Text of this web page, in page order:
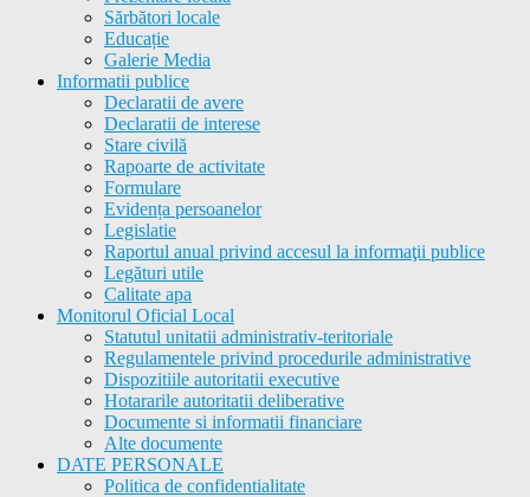
Sărbători locale
Educație
Galerie Media
Informatii publice
Declaratii de avere
Declaratii de interese
Stare civilă
Rapoarte de activitate
Formulare
Evidența persoanelor
Legislatie
Raportul anual privind accesul la informaţii publice
Legături utile
Calitate apa
Monitorul Oficial Local
Statutul unitatii administrativ-teritoriale
Regulamentele privind procedurile administrative
Dispozitiile autoritatii executive
Hotararile autoritatii deliberative
Documente si informatii financiare
Alte documente
DATE PERSONALE
Politica de confidentialitate